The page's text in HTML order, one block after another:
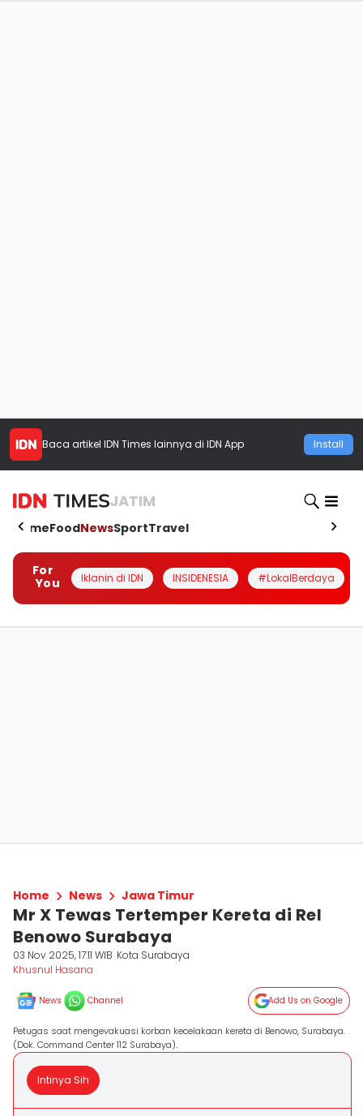
Baca artikel IDN Times lainnya di IDN App Install
JATIM
HomeFoodNewsSportTravel
For
You
Iklanin di IDN INSIDENESIA #LokalBerdaya
Home News Jawa Timur
Mr X Tewas Tertemper Kereta di Rel
Benowo Surabaya
03 Nov 2025, 17:11 WIB Kota Surabaya
Khusnul Hasana
News Channel Add Us on Google
Petugas saat mengevakuasi korban kecelakaan kereta di Benowo, Surabaya.
(Dok. Command Center 112 Surabaya).
Intinya Sih